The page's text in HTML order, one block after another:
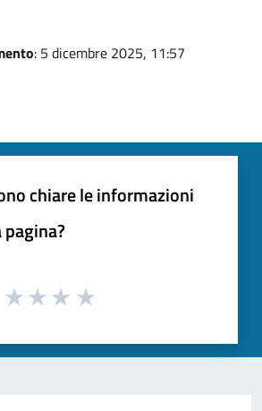
: 5 dicembre 2025, 11:57
chiare le informazioni